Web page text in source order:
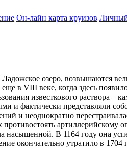
Он-лайн карта круизов
озеро, возвышаются
в VIII веке, когда здесь
известкового
и фактически представляли
и неоднократно
насыщенной. В 1164 году она
окончательно утратило в 1704